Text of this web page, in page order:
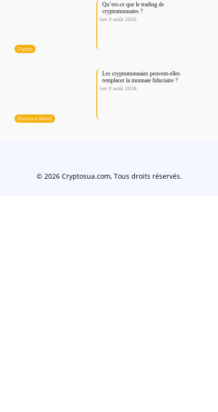
Crypto
Qu’est-ce que le trading de
cryptomonnaies ?
lun 3 août 2026
Dossiers Web3
Les cryptomonnaies peuvent-elles
remplacer la monnaie fiduciaire ?
lun 3 août 2026
© 2026 Cryptosua.com, Tous droits réservés.